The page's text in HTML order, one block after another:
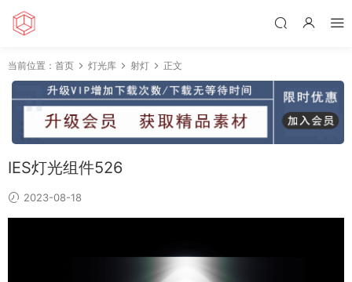
当前位置： 首页 灯光库 射灯 正文
IES灯光组件526
2023-08-18